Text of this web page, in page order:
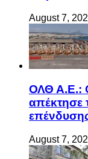
August 7,
ΟΛΘ Α.Ε.:
απέκτησε
August 7,